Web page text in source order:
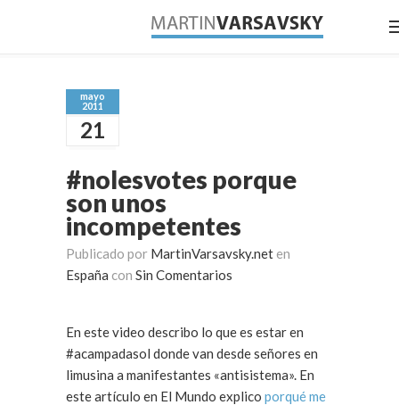
mayo
2011
21
#nolesvotes porque
son unos
incompetentes
Publicado por MartinVarsavsky.net en
España con Sin Comentarios
En este video describo lo que es estar en
#acampadasol donde van desde señores en
limusina a manifestantes «antisistema». En
este artículo en El Mundo explico porqué me